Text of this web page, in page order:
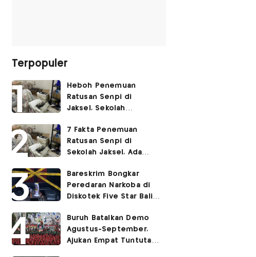
Terpopuler
Heboh Penemuan
Ratusan Senpi di
Jaksel, Sekolah
Kegiatan Eskul
Menembak
7 Fakta Penemuan
Ratusan Senpi di
Sekolah Jaksel, Ada
Ruang Bunker
Bareskrim Bongkar
Peredaran Narkoba di
Diskotek Five Star Bali,
Buruh Batalkan Demo
Agustus-September,
Ajukan Empat Tuntutan